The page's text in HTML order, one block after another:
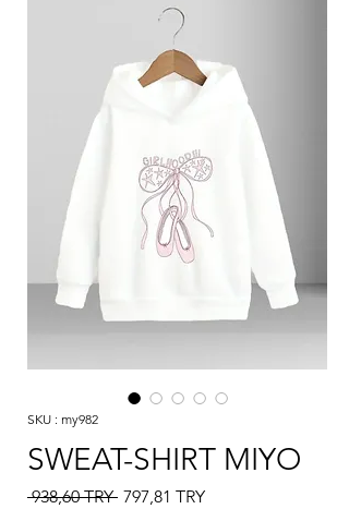
SKU : my982
SWEAT-SHIRT MIYO
938,60 TRY Prix
797,81 TRYPrix